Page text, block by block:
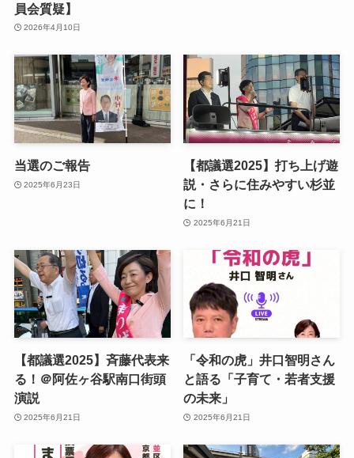
員会質疑】
2026年4月10日
当選のご報告
2025年6月23日
【都議選2025】打ち上げ遊
説・さらに住みやすい杉並
に！
2025年6月21日
【都議選2025】斉藤代表来
る！＠阿佐ヶ谷駅南口街頭
演説
2025年6月21日
「令和の虎」井口智明さん
と語る「子育て・若者支援
の未来」
2025年6月21日